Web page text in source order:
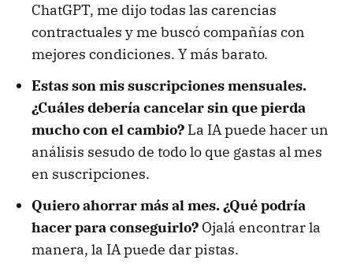
ChatGPT, me dijo todas las carencias
contractuales y me buscó compañías con
mejores condiciones. Y más barato.
Estas son mis suscripciones mensuales.
¿Cuáles debería cancelar sin que pierda
mucho con el cambio? La IA puede hacer un
análisis sesudo de todo lo que gastas al mes
en suscripciones.
Quiero ahorrar más al mes. ¿Qué podría
hacer para conseguirlo? Ojalá encontrar la
manera, la IA puede dar pistas.